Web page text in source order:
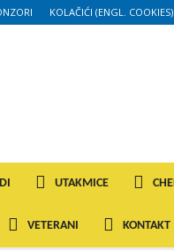
KOLAČIĆI (ENGL. COOKIES)
UTAKMICE
VETERANI KONTAKT